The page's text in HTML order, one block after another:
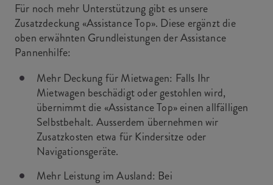
Für noch mehr Unterstützung gibt es unsere
Zusatzdeckung «Assistance Top». Diese ergänzt die
oben erwähnten Grundleistungen der Assistance
Pannenhilfe:
Mehr Deckung für Mietwagen: Falls Ihr
Mietwagen beschädigt oder gestohlen wird,
übernimmt die «Assistance Top» einen allfälligen
Selbstbehalt. Ausserdem übernehmen wir
Zusatzkosten etwa für Kindersitze oder
Navigationsgeräte.
Mehr Leistung im Ausland: Bei